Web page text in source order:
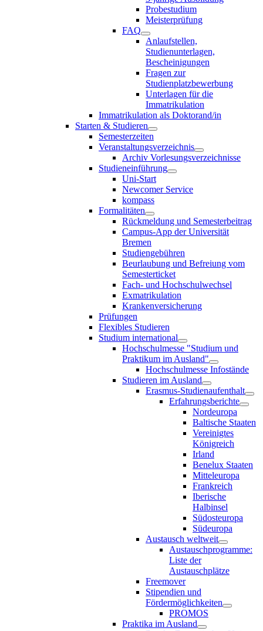
Probestudium
Meisterprüfung
FAQ
Anlaufstellen,
Studienunterlagen,
Bescheinigungen
Fragen zur
Studienplatzbewerbung
Unterlagen für die
Immatrikulation
Immatrikulation als Doktorand/in
Starten & Studieren
Semesterzeiten
Veranstaltungsverzeichnis
Archiv Vorlesungsverzeichnisse
Studieneinführung
Uni-Start
Newcomer Service
kompass
Formalitäten
Rückmeldung und Semesterbeitrag
Campus-App der Universität
Bremen
Studiengebühren
Beurlaubung und Befreiung vom
Semesterticket
Fach- und Hochschulwechsel
Exmatrikulation
Krankenversicherung
Prüfungen
Flexibles Studieren
Studium international
Hochschulmesse "Studium und
Praktikum im Ausland"
Hochschulmesse Infostände
Studieren im Ausland
Erasmus-Studienaufenthalt
Erfahrungsberichte
Nordeuropa
Baltische Staaten
Vereinigtes
Königreich
Irland
Benelux Staaten
Mitteleuropa
Frankreich
Iberische
Halbinsel
Südosteuropa
Südeuropa
Austausch weltweit
Austauschprogramme:
Liste der
Austauschplätze
Freemover
Stipendien und
Fördermöglichkeiten
PROMOS
Praktika im Ausland